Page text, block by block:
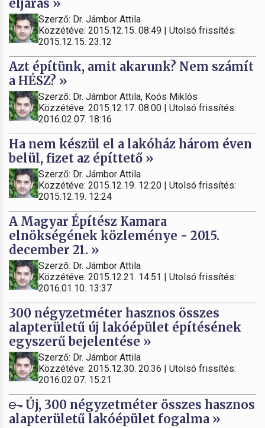
eljárás »
Szerző: Dr. Jámbor Attila
Közzétéve: 2015.12.15. 08:49 | Utolsó frissítés:
2015.12.15. 23:12
Azt építünk, amit akarunk? Nem számít
a HÉSZ? »
Szerző: Dr. Jámbor Attila, Koós Miklós
Közzétéve: 2015.12.17. 08:00 | Utolsó frissítés:
2016.02.07. 18:16
Ha nem készül el a lakóház három éven
belül, fizet az építtető »
Szerző: Dr. Jámbor Attila
Közzétéve: 2015.12.19. 12:20 | Utolsó frissítés:
2015.12.19. 12:24
A Magyar Építész Kamara
elnökségének közleménye - 2015.
december 21. »
Szerző: Dr. Jámbor Attila
Közzétéve: 2015.12.21. 14:51 | Utolsó frissítés:
2016.01.10. 13:37
300 négyzetméter hasznos összes
alapterületű új lakóépület építésének
egyszerű bejelentése »
Szerző: Dr. Jámbor Attila
Közzétéve: 2015.12.30. 20:36 | Utolsó frissítés:
2016.02.07. 15:21
Új, 300 négyzetméter összes hasznos
alapterületű lakóépület fogalma »